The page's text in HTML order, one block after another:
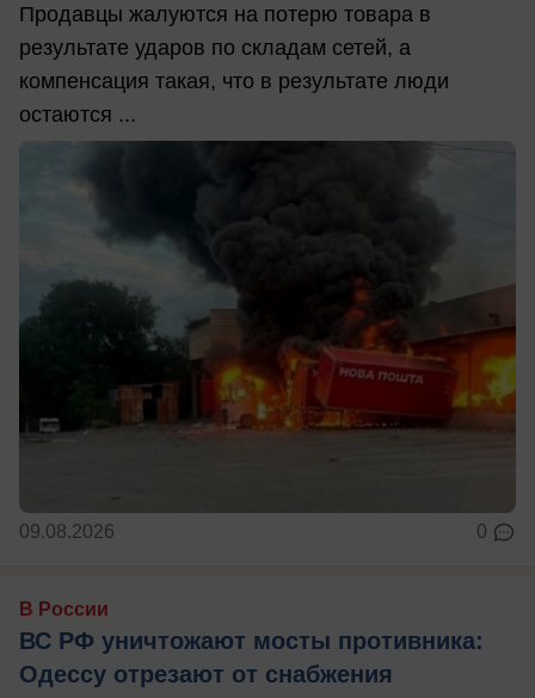
Продавцы жалуются на потерю товара в
результате ударов по складам сетей, а
компенсация такая, что в результате люди
остаются ...
09.08.2026 0
В России
ВС РФ уничтожают мосты противника:
Одессу отрезают от снабжения